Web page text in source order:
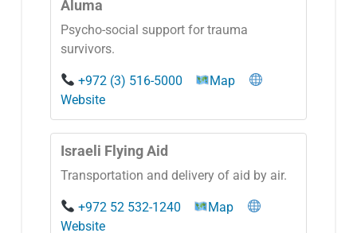
Aluma
Psycho-social support for trauma
survivors.
+972 (3) 516-5000
Map
Website
Israeli Flying Aid
Transportation and delivery of aid by air.
+972 52 532-1240
Map
Website